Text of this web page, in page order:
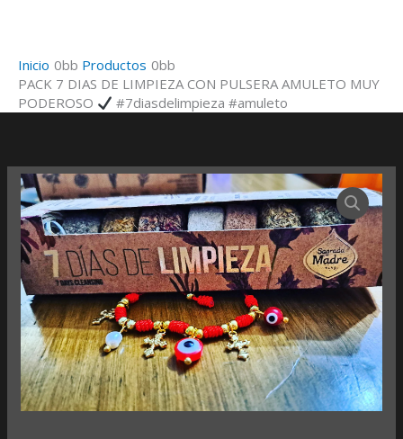
contenido
Inicio
Productos
PACK 7 DIAS DE LIMPIEZA CON PULSERA AMULETO MUY
PODEROSO
#7diasdelimpieza #amuleto
PACK
7
DIAS
DE
LIMPIEZA
CON
PULSERA
AMULETO
MUY
PODEROSO